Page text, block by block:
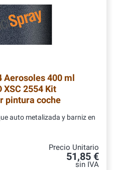
Aerosoles 400 ml
XSC 2554 Kit
pintura coche
auto metalizada y barniz en
Precio Unitario
51,85 €
sin IVA